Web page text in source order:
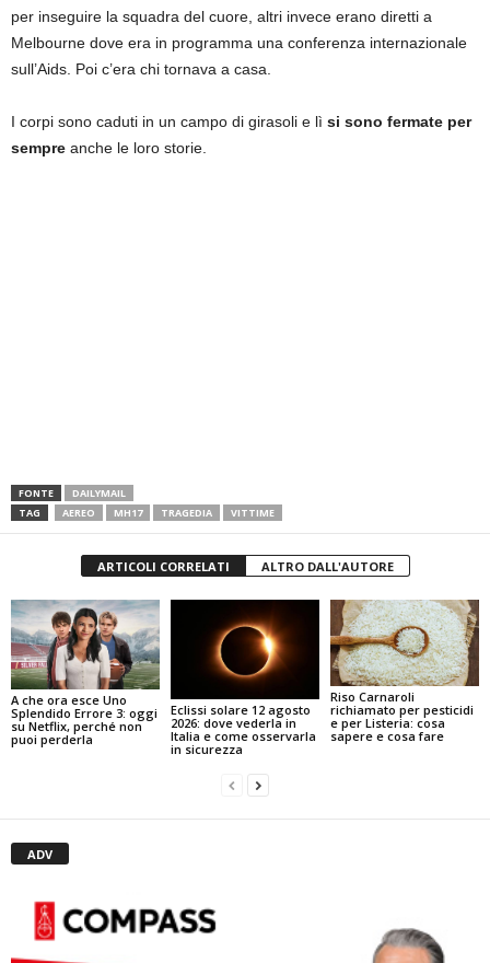
per inseguire la squadra del cuore, altri invece erano diretti a
Melbourne dove era in programma una conferenza internazionale
sull’Aids. Poi c’era chi tornava a casa.
I corpi sono caduti in un campo di girasoli e lì si sono fermate per
sempre anche le loro storie.
FONTE
DAILYMAIL
TAG
AEREO MH17 TRAGEDIA VITTIME
ARTICOLI CORRELATI ALTRO DALL'AUTORE
A che ora esce Uno
Splendido Errore 3: oggi
su Netflix, perché non
puoi perderla
Eclissi solare 12 agosto
2026: dove vederla in
Italia e come osservarla
in sicurezza
Riso Carnaroli
richiamato per pesticidi
e per Listeria: cosa
sapere e cosa fare
ADV